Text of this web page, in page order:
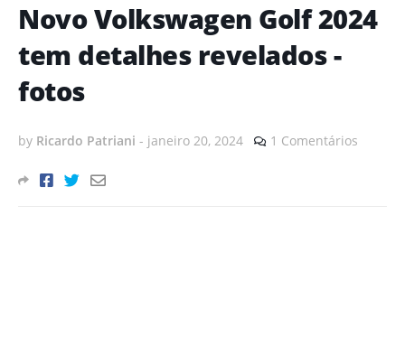
Novo Volkswagen Golf 2024
tem detalhes revelados -
fotos
by Ricardo Patriani - janeiro 20, 2024 1 Comentários